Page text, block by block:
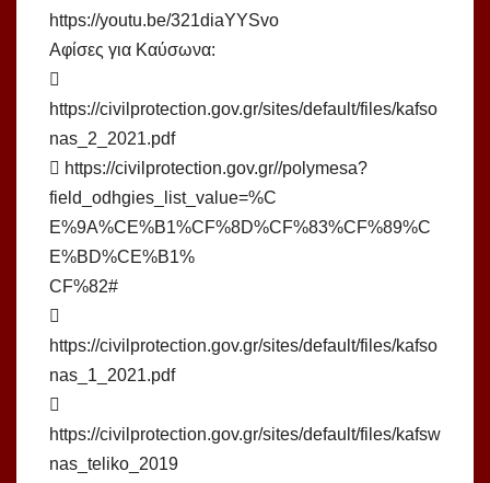
https://youtu.be/321diaYYSvo
Αφίσες για Καύσωνα:

https://civilprotection.gov.gr/sites/default/files/kafso
nas_2_2021.pdf
 https://civilprotection.gov.gr//polymesa?
field_odhgies_list_value=%C
E%9A%CE%B1%CF%8D%CF%83%CF%89%C
E%BD%CE%B1%
CF%82#

https://civilprotection.gov.gr/sites/default/files/kafso
nas_1_2021.pdf

https://civilprotection.gov.gr/sites/default/files/kafsw
nas_teliko_2019